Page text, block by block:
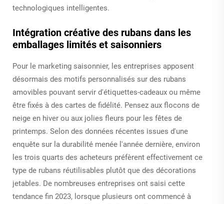
technologiques intelligentes.
Intégration créative des rubans dans les
emballages limités et saisonniers
Pour le marketing saisonnier, les entreprises apposent
désormais des motifs personnalisés sur des rubans
amovibles pouvant servir d'étiquettes-cadeaux ou même
être fixés à des cartes de fidélité. Pensez aux flocons de
neige en hiver ou aux jolies fleurs pour les fêtes de
printemps. Selon des données récentes issues d'une
enquête sur la durabilité menée l'année dernière, environ
les trois quarts des acheteurs préfèrent effectivement ce
type de rubans réutilisables plutôt que des décorations
jetables. De nombreuses entreprises ont saisi cette
tendance fin 2023, lorsque plusieurs ont commencé à